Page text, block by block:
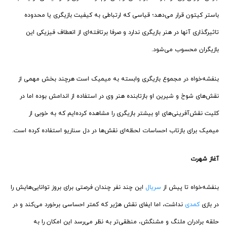
باستر کیتون قرار می‌دهد؛ قیاسی که ارتباطی به کیفیت بازیگری یا محدوده
تاثیرگذاری آنها در هنر بازیگری ندارد و صرفا برتافته‌ای از انعطاف فیزیکی این
بازیگران محسوب می‌شود.
بنفشه‌خواه در مجموع بازیگری وابسته به میمیک است هرچند بخش مهمی از
نقش‌های شوخ و شیرین او بازتابنده هنر وی در استفاده از اندامش بوده اما در
کلیت نقش‌آفرینی‌های او بیشتر بازیگری را مشاهده کرده‌ایم که به خوبی از
میمیک برای بازتاب احساسات لحظه‌ای نقش‌ها در دل سناریو استفاده کرده است.
آغاز شهرت
بنفشه‌خواه تا پیش از سریال این چند نفر چندان فرصتی برای بروز توانایی‌هایش را
در بازیکمدی نداشت، اما ایفای نقش هژیر که کمتر احساسی برخورد می‌کند و در
حلقه برادران ملنگ و مشنگش، منطقی‌تر به نظر می‌رسد این امکان را به